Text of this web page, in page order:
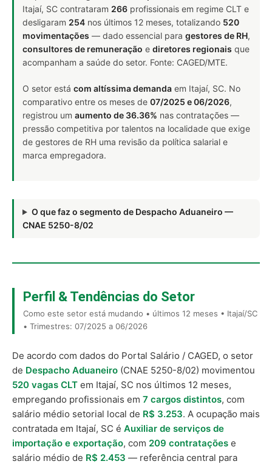
Itajaí, SC contrataram 266 profissionais em regime CLT e
desligaram 254 nos últimos 12 meses, totalizando 520
movimentações — dado essencial para gestores de RH,
consultores de remuneração e diretores regionais que
acompanham a saúde do setor. Fonte: CAGED/MTE.
O setor está com altíssima demanda em Itajaí, SC. No
comparativo entre os meses de 07/2025 e 06/2026,
registrou um aumento de 36.36% nas contratações —
pressão competitiva por talentos na localidade que exige
de gestores de RH uma revisão da política salarial e
marca empregadora.
O que faz o segmento de Despacho Aduaneiro —
CNAE 5250-8/02
Perfil & Tendências do Setor
Como este setor está mudando • últimos 12 meses • Itajaí/SC
• Trimestres: 07/2025 a 06/2026
De acordo com dados do Portal Salário / CAGED, o setor
de Despacho Aduaneiro (CNAE 5250-8/02) movimentou
520 vagas CLT em Itajaí, SC nos últimos 12 meses,
empregando profissionais em 7 cargos distintos, com
salário médio setorial local de R$ 3.253. A ocupação mais
contratada em Itajaí, SC é Auxiliar de serviços de
importação e exportação, com 209 contratações e
salário médio de R$ 2.453 — referência central para